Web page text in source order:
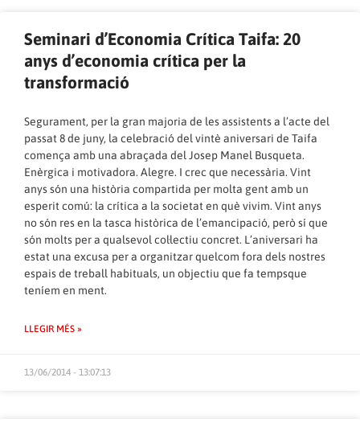
Seminari d’Economia Crítica Taifa: 20
anys d’economia crítica per la
transformació
Segurament, per la gran majoria de les assistents a l’acte del
passat 8 de juny, la celebració del vintè aniversari de Taifa
comença amb una abraçada del Josep Manel Busqueta.
Enèrgica i motivadora. Alegre. I crec que necessària. Vint
anys són una història compartida per molta gent amb un
esperit comú: la crítica a la societat en què vivim. Vint anys
no són res en la tasca històrica de l’emancipació, però sí que
són molts per a qualsevol col·lectiu concret. L’aniversari ha
estat una excusa per a organitzar quelcom fora dels nostres
espais de treball habituals, un objectiu que fa tempsque
teníem en ment.
LLEGIR MÉS »
13/06/2014 - 13:07:13